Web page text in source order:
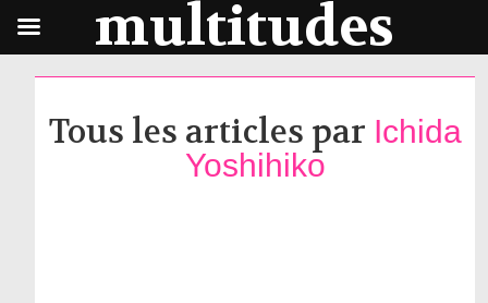
Tous les articles par Ichida
Yoshihiko
multitudes